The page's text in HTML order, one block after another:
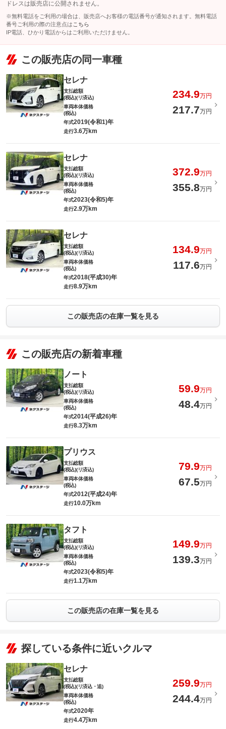
ドレスは販売店に公開されません。
※無料電話をご利用の場合は、販売店へお客様の電話番号が通知されます。無料電話
番号ご利用の際の注意点は こちら
IP電話、ひかり電話からはご利用いただけません。
この販売店の同一車種
セレナ
支払総額
(税込)(リ済込)
234.9万円
車両本体価格
(税込)
217.7万円
年式2019(令和1)年
走行3.6万km
セレナ
支払総額
(税込)(リ済込)
372.9万円
車両本体価格
(税込)
355.8万円
年式2023(令和5)年
走行2.9万km
セレナ
支払総額
(税込)(リ済込)
134.9万円
車両本体価格
(税込)
117.6万円
年式2018(平成30)年
走行8.9万km
この販売店の在庫一覧を見る
この販売店の新着車種
ノート
支払総額
(税込)(リ済込)
59.9万円
車両本体価格
(税込)
48.4万円
年式2014(平成26)年
走行8.3万km
プリウス
支払総額
(税込)(リ済込)
79.9万円
車両本体価格
(税込)
67.5万円
年式2012(平成24)年
走行10.0万km
タフト
支払総額
(税込)(リ済込)
149.9万円
車両本体価格
(税込)
139.3万円
年式2023(令和5)年
走行1.1万km
この販売店の在庫一覧を見る
探している条件に近いクルマ
セレナ
支払総額
(税込)(リ済込・追)
259.9万円
車両本体価格
(税込)
244.4万円
年式2020年
走行4.4万km